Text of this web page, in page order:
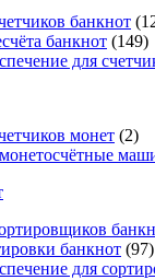
банкнот
банкнот (149)
для
монет (2)
банкнот (97)
для